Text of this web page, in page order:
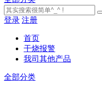
登录 注册
首页
干烧报警
我司其他产品
全部分类